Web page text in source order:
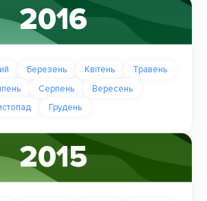
2016
Березень Квітень
Травень
Серпень
Вересень
Грудень
2015